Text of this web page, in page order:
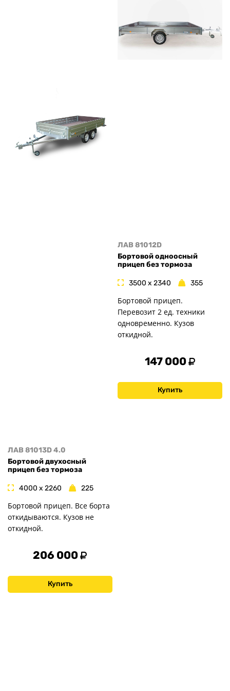
ЛАВ 81013D 4.0
Бортовой двухосный
прицеп без тормоза
4000 x 2260 225
Бортовой прицеп. Все борта
откидываются. Кузов не
откидной.
206 000
Купить
ЛАВ 81012D
Бортовой одноосный
прицеп без тормоза
3500 x 2340 355
Бортовой прицеп.
Перевозит 2 ед. техники
одновременно. Кузов
откидной.
147 000
Купить